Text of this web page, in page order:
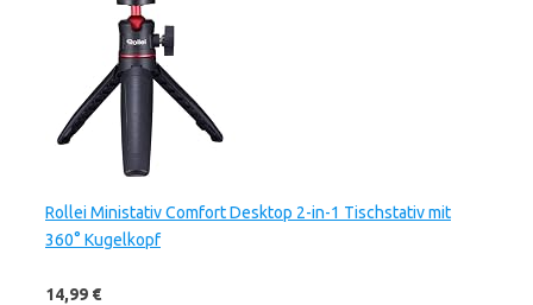
Rollei Ministativ Comfort Desktop 2-in-1 Tischstativ mit
360° Kugelkopf
14,99 €